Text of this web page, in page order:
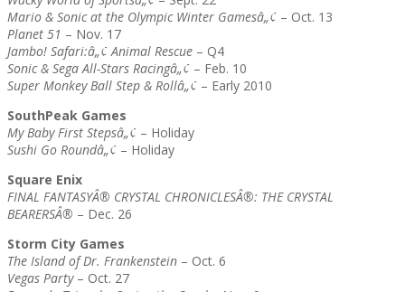
Mario & Sonic at the Olympic Winter Gamesâ„¢ – Oct. 13
Planet 51 – Nov. 17
Jambo! Safari:â„¢ Animal Rescue – Q4
Sonic & Sega All-Stars Racingâ„¢ – Feb. 10
Super Monkey Ball Step & Rollâ„¢ – Early 2010
SouthPeak Games
My Baby First Stepsâ„¢ – Holiday
Sushi Go Roundâ„¢ – Holiday
Square Enix
FINAL FANTASYÂ® CRYSTAL CHRONICLESÂ®: THE CRYSTAL
BEARERSÂ® – Dec. 26
Storm City Games
The Island of Dr. Frankenstein – Oct. 6
Vegas Party– Oct. 27